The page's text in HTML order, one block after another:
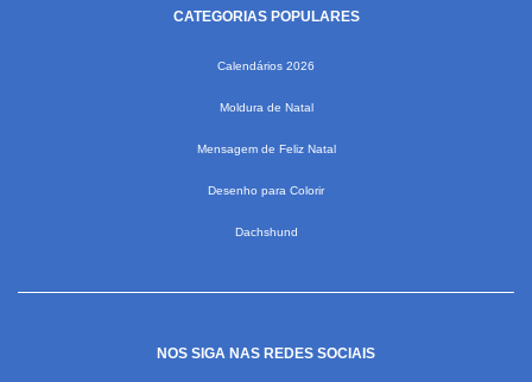
CATEGORIAS POPULARES
Calendários 2026
Moldura de Natal
Mensagem de Feliz Natal
Desenho para Colorir
Dachshund
NOS SIGA NAS REDES SOCIAIS